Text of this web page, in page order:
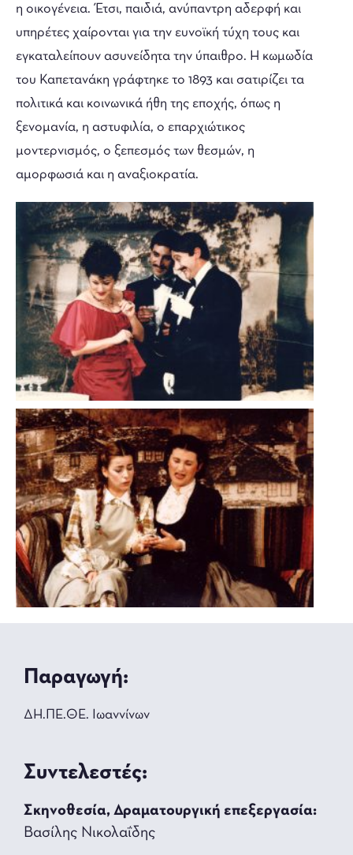
η οικογένεια. Έτσι, παιδιά, ανύπαντρη αδερφή και
υπηρέτες χαίρονται για την ευνοϊκή τύχη τους και
εγκαταλείπουν ασυνείδητα την ύπαιθρο. Η κωμωδία
του Καπετανάκη γράφτηκε το 1893 και σατιρίζει τα
πολιτικά και κοινωνικά ήθη της εποχής, όπως η
ξενομανία, η αστυφιλία, ο επαρχιώτικος
μοντερνισμός, ο ξεπεσμός των θεσμών, η
αμορφωσιά και η αναξιοκρατία.
Παραγωγή:
ΔΗ.ΠΕ.ΘΕ. Ιωαννίνων
Συντελεστές:
Σκηνοθεσία, Δραματουργική επεξεργασία:
Βασίλης Νικολαΐδης